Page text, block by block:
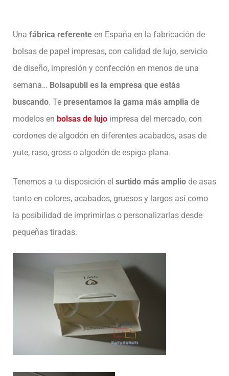
Una fábrica referente en España en la fabricación de
bolsas de papel impresas, con calidad de lujo, servicio
de diseño, impresión y confección en menos de una
semana… Bolsapubli es la empresa que estás
buscando. Te presentamos la gama más amplia de
modelos en bolsas de lujo impresa del mercado, con
cordones de algodón en diferentes acabados, asas de
yute, raso, gross o algodón de espiga plana.
Tenemos a tu disposición el surtido más amplio de asas
tanto en colores, acabados, gruesos y largos así como
la posibilidad de imprimirlas o personalizarlas desde
pequeñas tiradas.